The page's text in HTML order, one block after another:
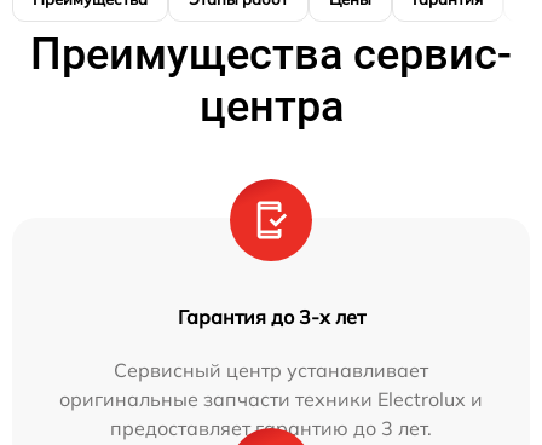
Преимущества сервис-
центра
Гарантия до 3-х лет
Сервисный центр устанавливает
оригинальные запчасти техники Electrolux и
предоставляет гарантию до 3 лет.